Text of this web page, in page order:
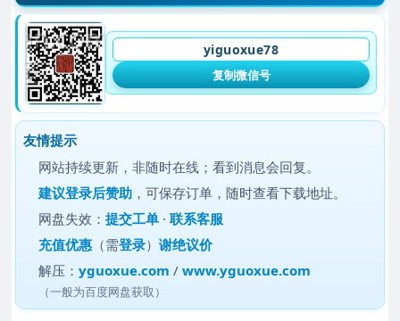
yiguoxue78
复制微信号
友情提示
网站持续更新，非随时在线；看到消息会回复。
建议登录后赞助 ，可保存订单，随时查看下载地址。
网盘失效：提交工单 ·联系客服
充值优惠 （需登录）谢绝议价
解压：yguoxue.com /www.yguoxue.com
（一般为百度网盘获取）